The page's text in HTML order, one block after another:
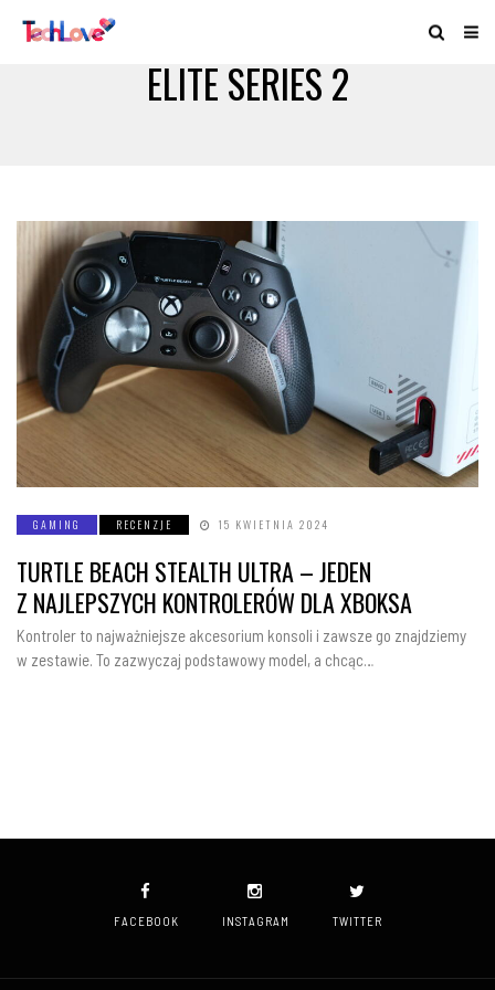
ELITE SERIES 2
GAMING RECENZJE 15 KWIETNIA 2024
TURTLE BEACH STEALTH ULTRA – JEDEN
Z NAJLEPSZYCH KONTROLERÓW DLA XBOKSA
Kontroler to najważniejsze akcesorium konsoli i zawsze go znajdziemy
w zestawie. To zazwyczaj podstawowy model, a chcąc…
FACEBOOK INSTAGRAM TWITTER